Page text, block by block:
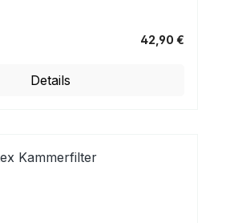
42,90 €
Details